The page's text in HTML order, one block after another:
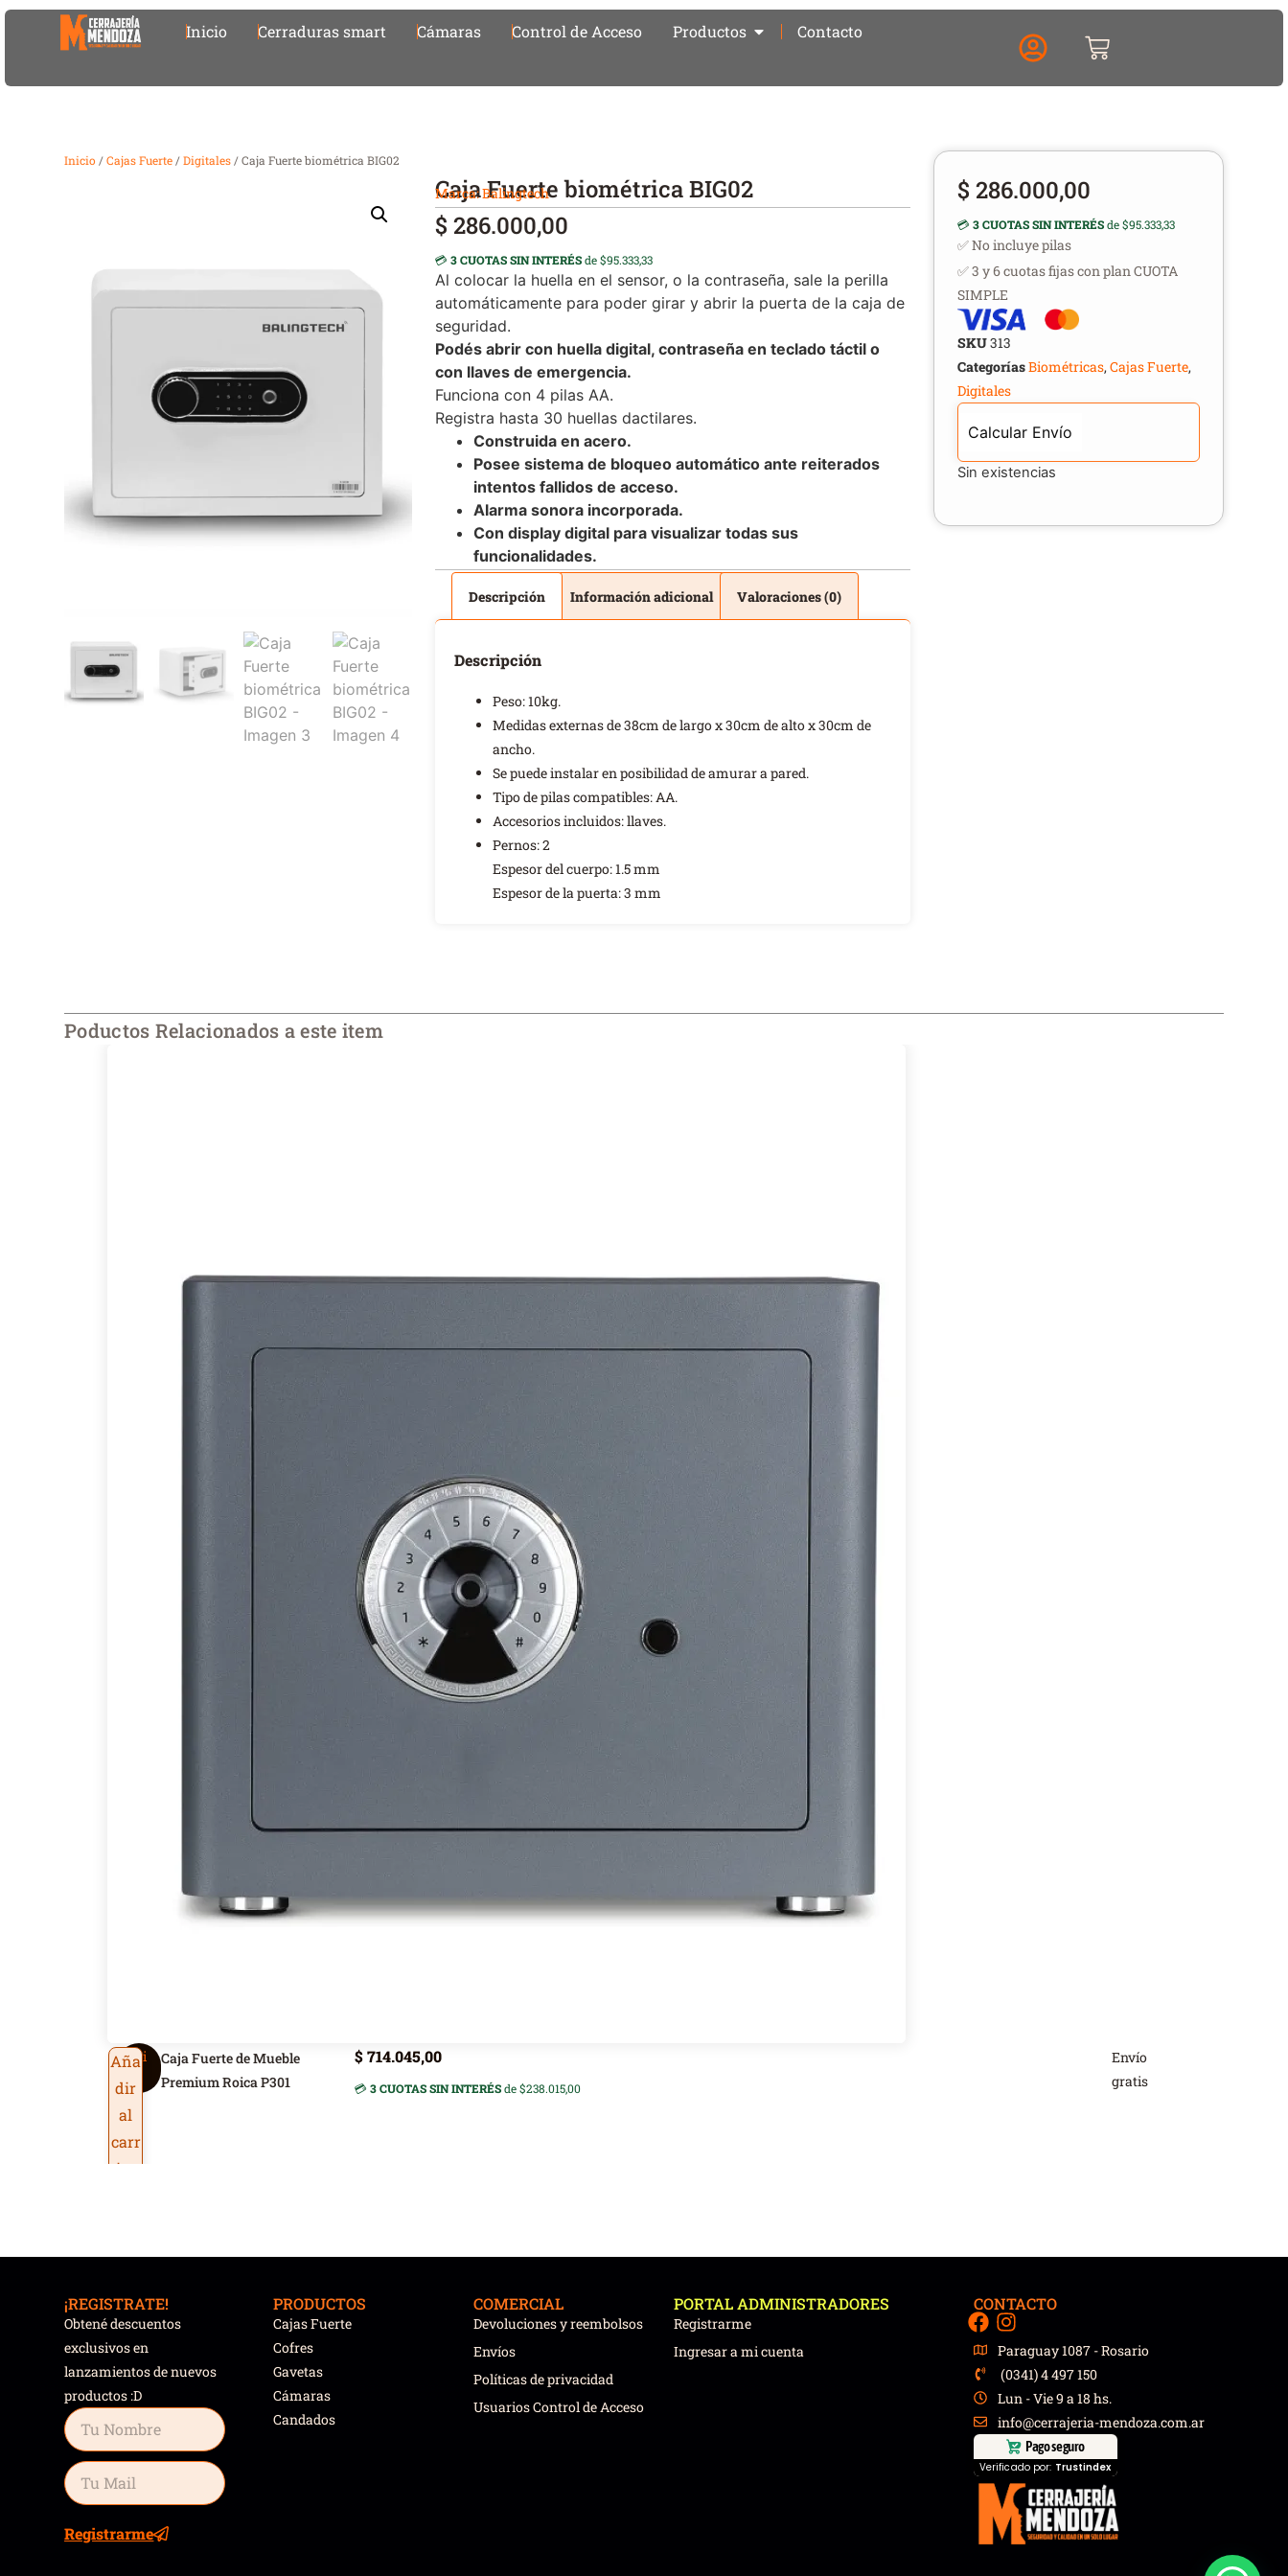
Inicio Cerraduras smart Cámaras Control de Acceso Productos Contacto
Inicio /Cajas Fuerte /Digitales / Caja Fuerte biométrica BIG02
Caja Fuerte biométrica BIG02
Marca:Balingtech
$ 286.000,00
💳3 CUOTAS SIN INTERÉSde $95.333,33
Al colocar la huella en el sensor, o la contraseña, sale la perilla
automáticamente para poder girar y abrir la puerta de la caja de
seguridad.
Podés abrir con huella digital, contraseña en teclado táctil o
con llaves de emergencia.
Funciona con 4 pilas AA.
Registra hasta 30 huellas dactilares.
Construida en acero.
Posee sistema de bloqueo automático ante reiterados
intentos fallidos de acceso.
Alarma sonora incorporada.
Con display digital para visualizar todas sus
funcionalidades.
Descripción Información adicional Valoraciones (0)
Descripción
Peso: 10kg.
Medidas externas de 38cm de largo x 30cm de alto x 30cm de
ancho.
Se puede instalar en posibilidad de amurar a pared.
Tipo de pilas compatibles: AA.
Accesorios incluidos: llaves.
Pernos: 2
Espesor del cuerpo: 1.5 mm
Espesor de la puerta: 3 mm
$ 286.000,00
💳3 CUOTAS SIN INTERÉSde $95.333,33
✅ No incluye pilas
✅ 3 y 6 cuotas fijas con plan CUOTA
SIMPLE
SKU313
CategoríasBiométricas,Cajas Fuerte,
Digitales
Calcular Envío
Sin existencias
Poductos Relacionados a este item
Roi
ca
Caja Fuerte de Mueble
Premium Roica P301
$714.045,00
💳 3 CUOTAS SIN INTERÉSde $238.015,00
Envío
gratis
Aña
dir
al
carr
ito
¡REGISTRATE!
Obtené descuentos
exclusivos en
lanzamientos de nuevos
productos :D
Registrarme
PRODUCTOS
Cajas Fuerte
Cofres
Gavetas
Cámaras
Candados
COMERCIAL
Devoluciones y reembolsos
Envíos
Políticas de privacidad
Usuarios Control de Acceso
PORTAL ADMINISTRADORES
Registrarme
Ingresar a mi cuenta
CONTACTO
Paraguay 1087 - Rosario
(0341) 4 497 150
Lun - Vie 9 a 18 hs.
info@cerrajeria-mendoza.com.ar
Pago seguro
Verificado por: Trustindex